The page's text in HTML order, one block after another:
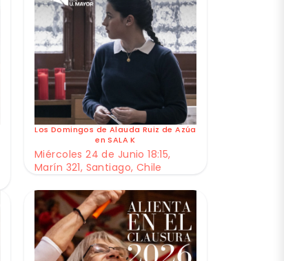
Los Domingos de Alauda Ruiz de Azúa
en SALA K
Miércoles 24 de Junio 18:15,
Marín 321, Santiago, Chile